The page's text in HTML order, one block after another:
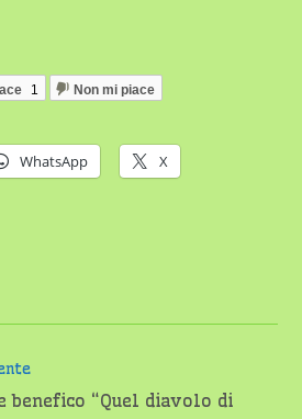
1 Non mi piace
WhatsApp X
benefico “Quel diavolo di